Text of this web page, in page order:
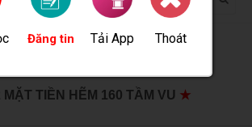
Đăng tin Tải App Thoát
TIỀN HẼM 160 TẦM VU ★